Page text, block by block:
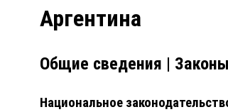
Аргентина
Общие сведения |
Национальное